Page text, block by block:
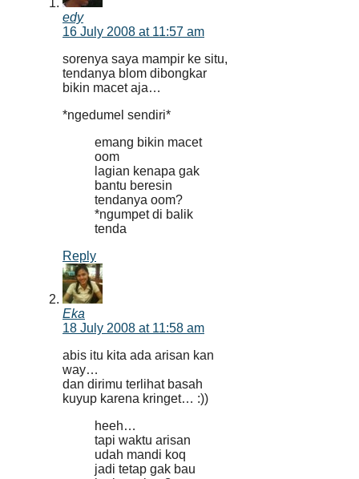
edy
16 July 2008 at 11:57 am
sorenya saya mampir ke situ,
tendanya blom dibongkar
bikin macet aja…
*ngedumel sendiri*
emang bikin macet
oom
lagian kenapa gak
bantu beresin
tendanya oom?
*ngumpet di balik
tenda
Reply
Eka
18 July 2008 at 11:58 am
abis itu kita ada arisan kan
way…
dan dirimu terlihat basah
kuyup karena kringet… :))
heeh…
tapi waktu arisan
udah mandi koq
jadi tetap gak bau